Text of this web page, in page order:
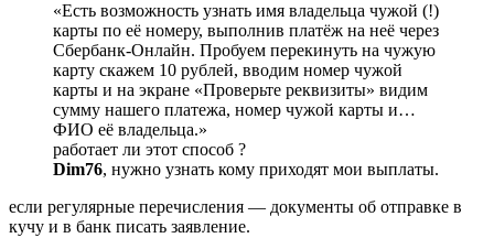
«Есть возможность узнать имя владельца чужой (!)
карты по её номеру, выполнив платёж на неё через
Сбербанк-Онлайн. Пробуем перекинуть на чужую
карту скажем 10 рублей, вводим номер чужой
карты и на экране «Проверьте реквизиты» видим
сумму нашего платежа, номер чужой карты и…
ФИО её владельца.»
работает ли этот способ ?
Dim76, нужно узнать кому приходят мои выплаты.
если регулярные перечисления — документы об отправке в
кучу и в банк писать заявление.